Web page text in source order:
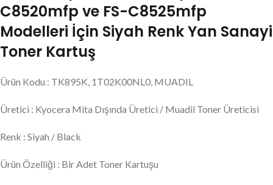
C8520mfp ve FS-C8525mfp
Modelleri İçin Siyah Renk Yan Sanayi
Toner Kartuş
Ürün Kodu : TK895K, 1T02K00NL0, MUADIL
Üretici : Kyocera Mita Dışında Üretici / Muadil Toner Üreticisi
Renk : Siyah / Black
Ürün Özelliği : Bir Adet Toner Kartuşu